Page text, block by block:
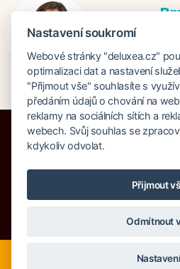
Pojištění proti úpadku
neřešíte na poslední chvíli.
Nastavení soukromí
Webové stránky "deluxea.cz"
optimalizaci dat a nastavení
"Přijmout vše" souhlasíte s
předáním údajů o chování na
reklamy na sociálních sítích a
webech. Svůj souhlas se
kdykoliv odvolat.
Přijmout
Odmítnout
Potřebujete poradit?